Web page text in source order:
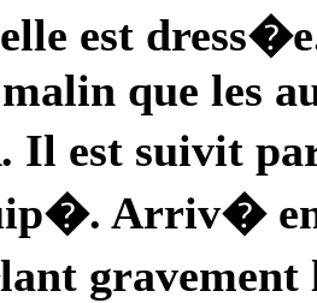
est
que les
Il est suivit
Arriv� en
gravement